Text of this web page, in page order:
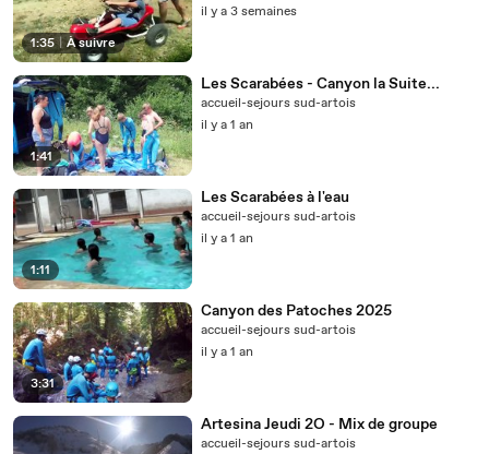
1:35 À suivre
il y a 3 semaines
1:41
Les Scarabées - Canyon la Suite...
accueil-sejours sud-artois
il y a 1 an
1:11
Les Scarabées à l'eau
accueil-sejours sud-artois
il y a 1 an
3:31
Canyon des Patoches 2025
accueil-sejours sud-artois
il y a 1 an
Artesina Jeudi 2O - Mix de groupe
accueil-sejours sud-artois